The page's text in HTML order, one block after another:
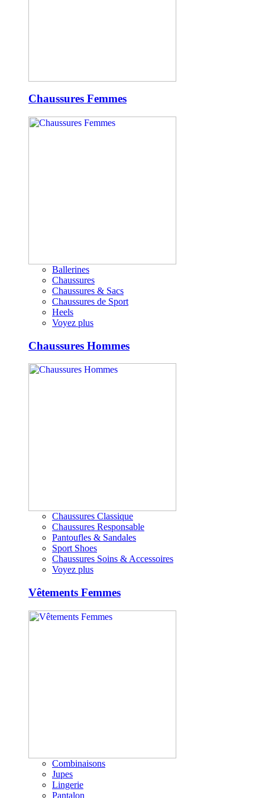
Chaussures Femmes
Ballerines
Chaussures
Chaussures & Sacs
Chaussures de Sport
Heels
Voyez plus
Chaussures Hommes
Chaussures Classique
Chaussures Responsable
Pantoufles & Sandales
Sport Shoes
Chaussures Soins & Accessoires
Voyez plus
Vêtements Femmes
Combinaisons
Jupes
Lingerie
Pantalon